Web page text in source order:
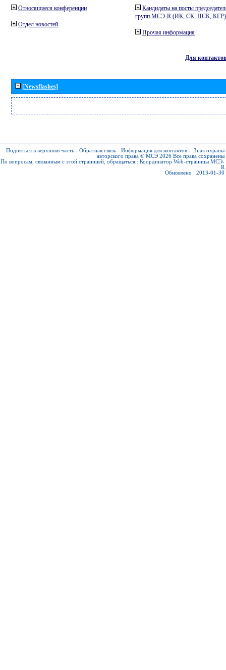
Относящиеся конференции
Отдел новостей
Кандидаты на посты
групп МСЭ-R (ИК, СК, ПСК, КГР)
Прочая информация
Для контактов
[Newsflashes]
Подняться в верхнюю часть - Обратная связь - Информация для контактов - Знак охраны
авторского права © МСЭ 2026 Все права сохранены
По вопросам, связанным с этой страницей, обращаться : Координатор Web-страницы МСЭ-
R
Обновлено : 2013-01-30